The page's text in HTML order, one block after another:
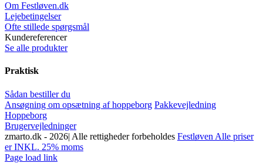
Om Festløven.dk
Lejebetingelser
Ofte stillede spørgsmål
Kundereferencer
Se alle produkter
Praktisk
Sådan bestiller du
Ansøgning om opsætning af hoppeborg Pakkevejledning
Hoppeborg
Brugervejledninger
zmarto.dk - 2026| Alle rettigheder forbeholdes Festløven Alle priser
er INKL. 25% moms
Facebook
Instagram
YouTube
Page load link